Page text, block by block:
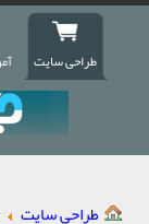
طراحی سایت
طراحی سایت